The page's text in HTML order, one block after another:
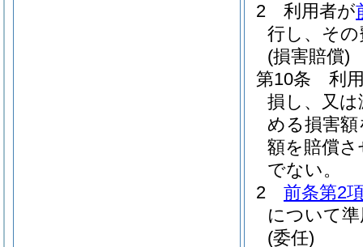
2
利用者が
行し、そ
(損害賠償)
第10条
利
損し、又
める損害
額を賠償
でない。
2
前条第2
について
(委任)